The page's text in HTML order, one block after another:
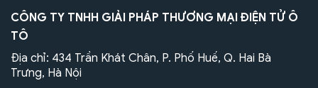
CÔNG TY TNHH GIẢI PHÁP THƯƠNG MẠI ĐIỆN TỬ Ô
TÔ
Địa chỉ: 434 Trần Khát Chân, P. Phố Huế, Q. Hai Bà
Trưng, Hà Nội